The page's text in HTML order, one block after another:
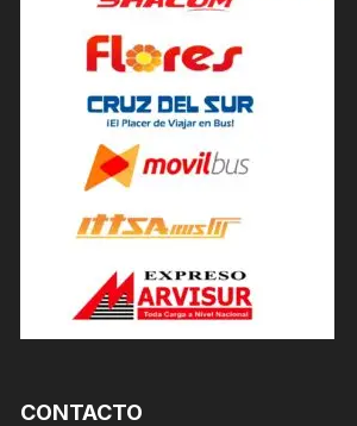
CONTACTO